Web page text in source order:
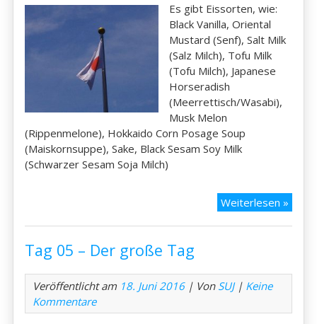
Es gibt Eissorten, wie:
Black Vanilla, Oriental
Mustard (Senf), Salt Milk
(Salz Milch), Tofu Milk
(Tofu Milch), Japanese
Horseradish
(Meerrettisch/Wasabi),
Musk Melon
(Rippenmelone), Hokkaido Corn Posage Soup
(Maiskornsuppe), Sake, Black Sesam Soy Milk
(Schwarzer Sesam Soja Milch)
Weiterlesen »Auch
Tag 05 – Der große Tag
Veröffentlicht am 18. Juni 2016| Von SUJ| Keine
Kommentare